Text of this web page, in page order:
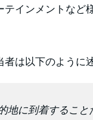
インメントなど
は以下のように
地に到着するこ